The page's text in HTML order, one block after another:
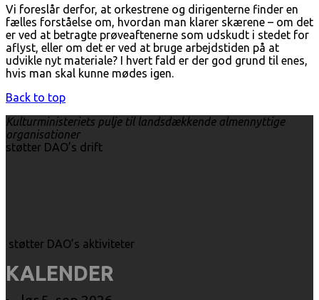
Vi foreslår derfor, at orkestrene og dirigenterne finder en
fælles forståelse om, hvordan man klarer skærene – om det
er ved at betragte prøveaftenerne som udskudt i stedet for
aflyst, eller om det er ved at bruge arbejdstiden på at
udvikle nyt materiale? I hvert fald er der god grund til enes,
hvis man skal kunne mødes igen.
Back to top
Kulturministeriets pulje til landsdækkende almennyttige
organisationer
støtter DAO’s drift
støtter DAO’s aktiviteter
KALENDER